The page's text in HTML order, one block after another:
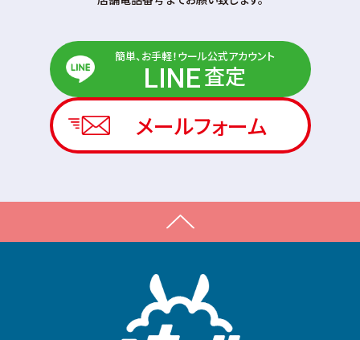
簡単、お手軽！ウール公式アカウント
LINE査定
メールフォーム